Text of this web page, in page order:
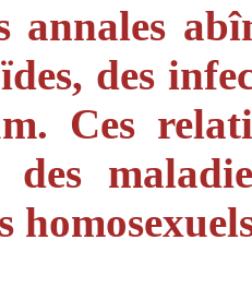
annales
des
Ces